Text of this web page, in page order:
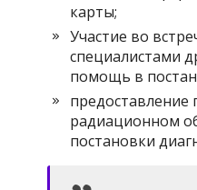
карты;
Участие во
специалистами
помощь в
радиационном
постановки